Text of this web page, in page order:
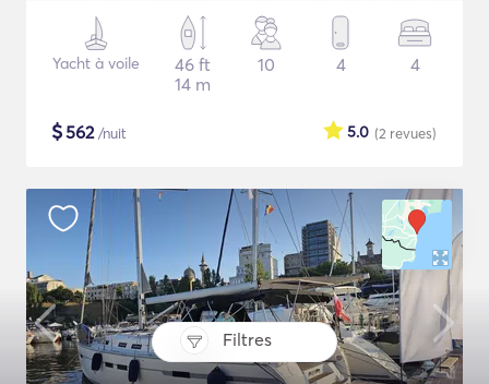
Filtres
Yacht à voile
46 ft
14 m
10 4 4
$562/nuit (2 revues)
5.0